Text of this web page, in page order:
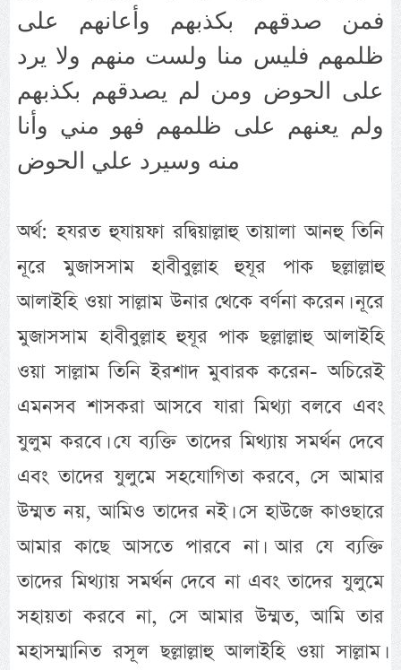
فمن صدقهم بكذبهم وأعانهم على
ظلمهم فليس منا ولست منهم ولا يرد
على الحوض ومن لم يصدقهم بكذبهم
ولم يعنهم على ظلمهم فهو مني وأنا
منه وسيرد علي الحوض
অর্থ: হযরত হুযায়ফা রদ্বিয়াল্লাহু তায়ালা আনহু তিনি
নূরে মুজাসসাম হাবীবুল্লাহ হুযূর পাক ছল্লাল্লাহু
আলাইহি ওয়া সাল্লাম উনার থেকে বর্ণনা করেন। নূরে
মুজাসসাম হাবীবুল্লাহ হুযূর পাক ছল্লাল্লাহু আলাইহি
ওয়া সাল্লাম তিনি ইরশাদ মুবারক করেন- অচিরেই
এমনসব শাসকরা আসবে যারা মিথ্যা বলবে এবং
যুলুম করবে। যে ব্যক্তি তাদের মিথ্যায় সমর্থন দেবে
এবং তাদের যুলুমে সহযোগিতা করবে, সে আমার
উম্মত নয়, আমিও তাদের নই। সে হাউজে কাওছারে
আমার কাছে আসতে পারবে না। আর যে ব্যক্তি
তাদের মিথ্যায় সমর্থন দেবে না এবং তাদের যুলুমে
সহায়তা করবে না, সে আমার উম্মত, আমি তার
মহাসম্মানিত রসূল ছল্লাল্লাহু আলাইহি ওয়া সাল্লাম।